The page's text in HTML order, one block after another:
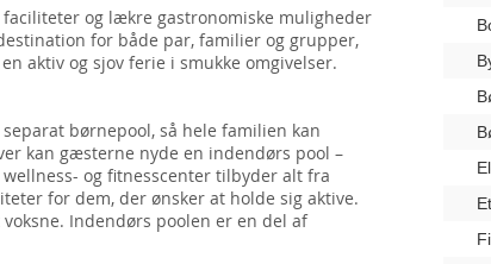
og lækre gastronomiske muligheder
for både par, familier og grupper,
aktiv og sjov ferie i smukke omgivelser.
børnepool, så hele familien kan
kan gæsterne nyde en indendørs pool –
og fitnesscenter tilbyder alt fra
for dem, der ønsker at holde sig aktive.
Indendørs poolen er en del af